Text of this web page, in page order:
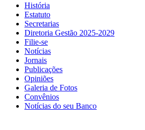
História
Estatuto
Secretarias
Diretoria Gestão 2025-2029
Filie-se
Notícias
Jornais
Publicações
Opiniões
Galeria de Fotos
Convênios
Notícias do seu Banco